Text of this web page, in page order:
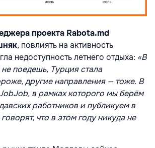
проекта Rabota.md
, повлиять на активность
недоступность летнего отдыха: «В
поедешь, Турция стала
другие направления — тоже. В
в рамках которого мы берём
работников и публикуем в
что в этом году никуда не